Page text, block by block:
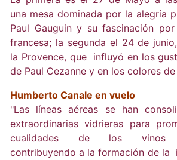
una mesa dominada por la alegría
Paul Gauguin y su fascinación
francesa; la segunda el 24 de
la Provence, que influyó en los
de Paul Cezanne y en los colores
Humberto Canale en vuelo
"Las líneas aéreas se han
extraordinarias vidrieras para
cualidades de los vinos
contribuyendo a la formación de la